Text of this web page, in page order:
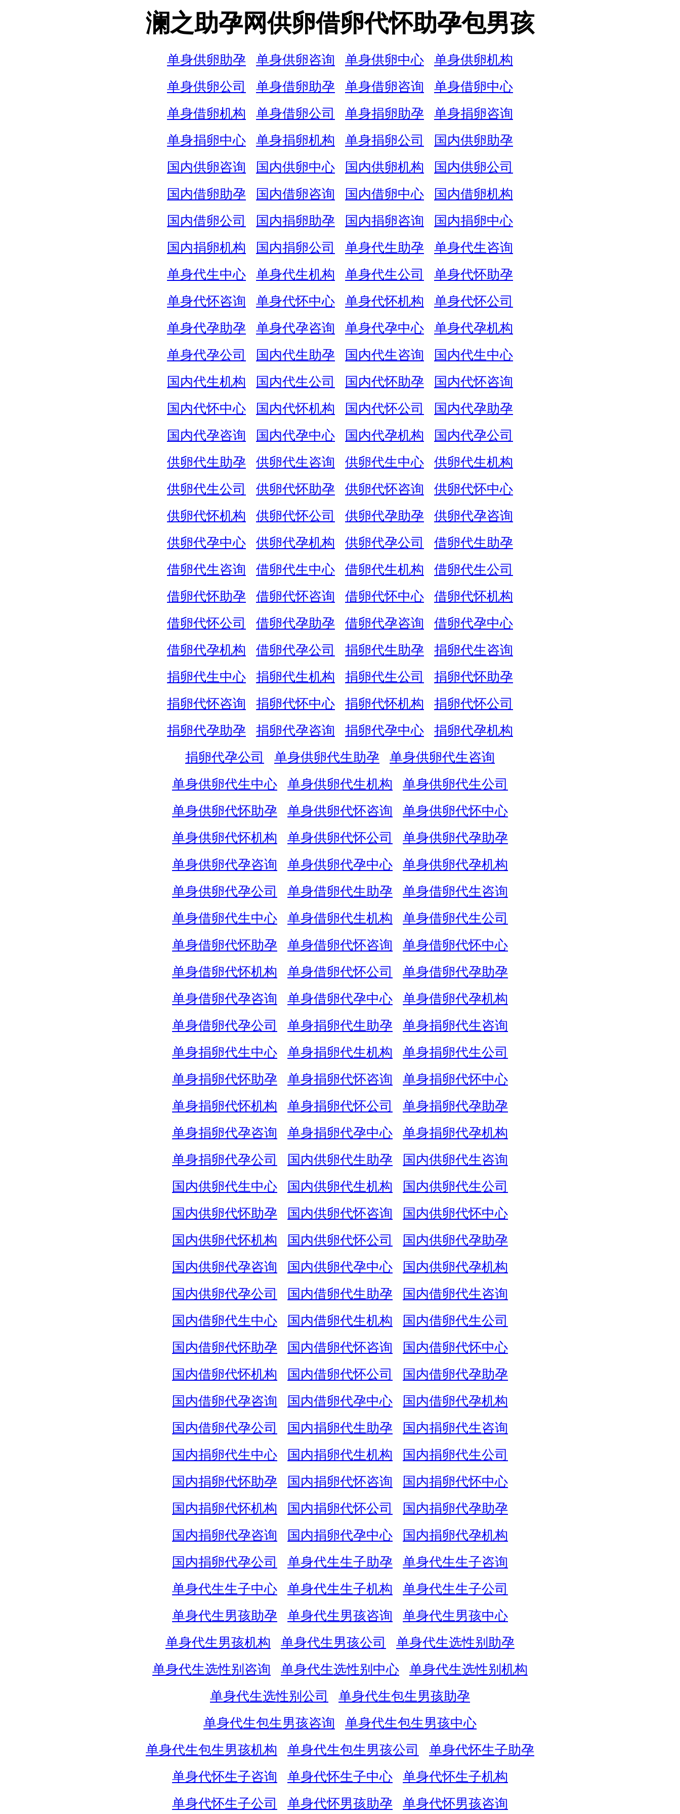
澜之助孕网供卵借卵代怀助孕包男孩
单身供卵助孕 单身供卵咨询 单身供卵中心
单身供卵机构
单身供卵公司
单身借卵助孕 单身借卵咨询
单身借卵中心
单身借卵机构
单身借卵公司 单身捐卵助孕
单身捐卵咨询
单身捐卵中心
单身捐卵机构 单身捐卵公司
国内供卵助孕
国内供卵咨询
国内供卵中心 国内供卵机构
国内供卵公司
国内借卵助孕
国内借卵咨询 国内借卵中心
国内借卵机构
国内借卵公司
国内捐卵助孕 国内捐卵咨询
国内捐卵中心
国内捐卵机构
国内捐卵公司 单身代生助孕
单身代生咨询
单身代生中心
单身代生机构 单身代生公司
单身代怀助孕
单身代怀咨询
单身代怀中心 单身代怀机构
单身代怀公司
单身代孕助孕
单身代孕咨询 单身代孕中心
单身代孕机构
单身代孕公司
国内代生助孕 国内代生咨询
国内代生中心
国内代生机构
国内代生公司 国内代怀助孕
国内代怀咨询
国内代怀中心
国内代怀机构 国内代怀公司
国内代孕助孕
国内代孕咨询
国内代孕中心 国内代孕机构
国内代孕公司
供卵代生助孕
供卵代生咨询 供卵代生中心
供卵代生机构
供卵代生公司
供卵代怀助孕 供卵代怀咨询
供卵代怀中心
供卵代怀机构
供卵代怀公司 供卵代孕助孕
供卵代孕咨询
供卵代孕中心
供卵代孕机构 供卵代孕公司
借卵代生助孕
借卵代生咨询
借卵代生中心 借卵代生机构
借卵代生公司
借卵代怀助孕
借卵代怀咨询 借卵代怀中心
借卵代怀机构
借卵代怀公司
借卵代孕助孕 借卵代孕咨询
借卵代孕中心
借卵代孕机构
借卵代孕公司 捐卵代生助孕
捐卵代生咨询
捐卵代生中心
捐卵代生机构 捐卵代生公司
捐卵代怀助孕
捐卵代怀咨询
捐卵代怀中心 捐卵代怀机构
捐卵代怀公司
捐卵代孕助孕
捐卵代孕咨询 捐卵代孕中心
捐卵代孕机构
捐卵代孕公司
单身供卵代生助孕
单身供卵代生咨询
单身供卵代生中心
单身供卵代生机构
单身供卵代生公司
单身供卵代怀助孕
单身供卵代怀咨询
单身供卵代怀中心
单身供卵代怀机构
单身供卵代怀公司
单身供卵代孕助孕
单身供卵代孕咨询
单身供卵代孕中心
单身供卵代孕机构
单身供卵代孕公司
单身借卵代生助孕
单身借卵代生咨询
单身借卵代生中心
单身借卵代生机构
单身借卵代生公司
单身借卵代怀助孕
单身借卵代怀咨询
单身借卵代怀中心
单身借卵代怀机构
单身借卵代怀公司
单身借卵代孕助孕
单身借卵代孕咨询
单身借卵代孕中心
单身借卵代孕机构
单身借卵代孕公司
单身捐卵代生助孕
单身捐卵代生咨询
单身捐卵代生中心
单身捐卵代生机构
单身捐卵代生公司
单身捐卵代怀助孕
单身捐卵代怀咨询
单身捐卵代怀中心
单身捐卵代怀机构
单身捐卵代怀公司
单身捐卵代孕助孕
单身捐卵代孕咨询
单身捐卵代孕中心
单身捐卵代孕机构
单身捐卵代孕公司
国内供卵代生助孕
国内供卵代生咨询
国内供卵代生中心
国内供卵代生机构
国内供卵代生公司
国内供卵代怀助孕
国内供卵代怀咨询
国内供卵代怀中心
国内供卵代怀机构
国内供卵代怀公司
国内供卵代孕助孕
国内供卵代孕咨询
国内供卵代孕中心
国内供卵代孕机构
国内供卵代孕公司
国内借卵代生助孕
国内借卵代生咨询
国内借卵代生中心
国内借卵代生机构
国内借卵代生公司
国内借卵代怀助孕
国内借卵代怀咨询
国内借卵代怀中心
国内借卵代怀机构
国内借卵代怀公司
国内借卵代孕助孕
国内借卵代孕咨询
国内借卵代孕中心
国内借卵代孕机构
国内借卵代孕公司
国内捐卵代生助孕
国内捐卵代生咨询
国内捐卵代生中心
国内捐卵代生机构
国内捐卵代生公司
国内捐卵代怀助孕
国内捐卵代怀咨询
国内捐卵代怀中心
国内捐卵代怀机构
国内捐卵代怀公司
国内捐卵代孕助孕
国内捐卵代孕咨询
国内捐卵代孕中心
国内捐卵代孕机构
国内捐卵代孕公司
单身代生生子助孕
单身代生生子咨询
单身代生生子中心
单身代生生子机构
单身代生生子公司
单身代生男孩助孕
单身代生男孩咨询
单身代生男孩中心
单身代生男孩机构
单身代生男孩公司
单身代生选性别助孕
单身代生选性别咨询
单身代生选性别中心
单身代生选性别机构
单身代生选性别公司
单身代生包生男孩助孕
单身代生包生男孩咨询
单身代生包生男孩中心
单身代生包生男孩机构
单身代生包生男孩公司
单身代怀生子助孕
单身代怀生子咨询
单身代怀生子中心
单身代怀生子机构
单身代怀生子公司
单身代怀男孩助孕 单身代怀男孩咨询